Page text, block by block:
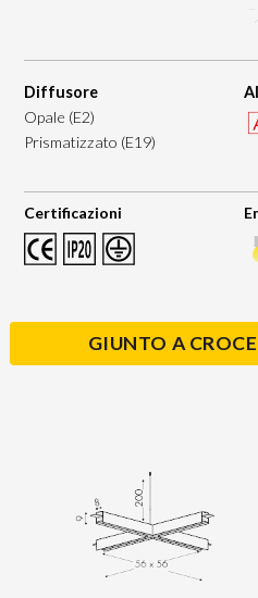
Diffusore
Opale (E2)
Prismatizzato (E19)
Certificazioni
GIUNTO A